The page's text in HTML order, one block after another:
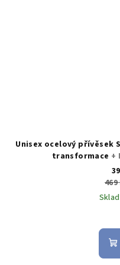
Unisex ocelový přívěsek
transformace +